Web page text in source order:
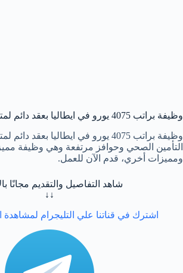
وظيفة براتب 4075 يورو في ايطاليا بعقد دائم لمتحدثي العربية
وظيفة براتب 4075 يورو في ايطاليا
التأمين الصحي وحوافز مرتفعة وهي وظيفة
ومميزات أخري، قدم الآن للعمل.
شاهد التفاصيل والتقديم مجانًا
↓↓
اشترك في قناتنا علي التليجرام